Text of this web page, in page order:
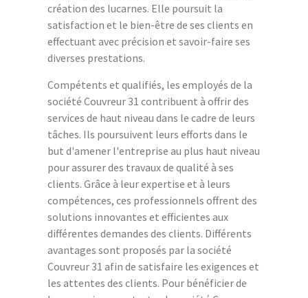
création des lucarnes. Elle poursuit la
satisfaction et le bien-être de ses clients en
effectuant avec précision et savoir-faire ses
diverses prestations.
Compétents et qualifiés, les employés de la
société Couvreur 31 contribuent à offrir des
services de haut niveau dans le cadre de leurs
tâches. Ils poursuivent leurs efforts dans le
but d'amener l'entreprise au plus haut niveau
pour assurer des travaux de qualité à ses
clients. Grâce à leur expertise et à leurs
compétences, ces professionnels offrent des
solutions innovantes et efficientes aux
différentes demandes des clients. Différents
avantages sont proposés par la société
Couvreur 31 afin de satisfaire les exigences et
les attentes des clients. Pour bénéficier de